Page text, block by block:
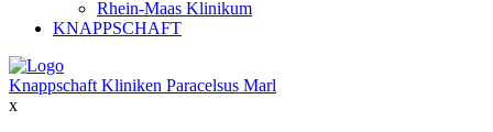
Rhein-Maas Klinikum
KNAPPSCHAFT
Knappschaft Kliniken Paracelsus Marl
x